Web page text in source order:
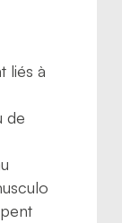
liés à
de